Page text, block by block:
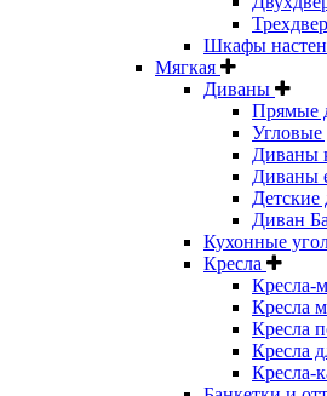
Шкафы
Мягкая
Диваны
Прямые
Диваны
Диваны
Диван
Кухонные
Кресла
Кресла-
Кресла
Кресла
Кресла
Кресла-